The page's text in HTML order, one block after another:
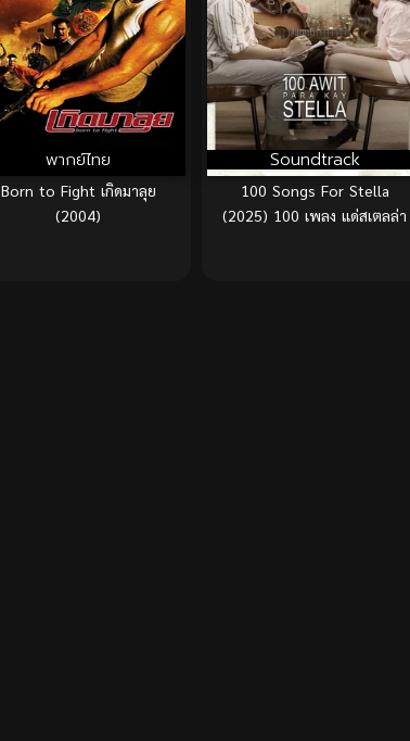
พากย์ไทย
Born to Fight เกิดมาลุย
(2004)
Soundtrack
100 Songs For Stella
(2025) 100 เพลง แด่สเตลล่า